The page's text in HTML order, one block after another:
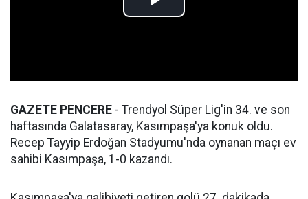
GAZETE PENCERE - Trendyol Süper Lig'in 34. ve son
haftasında Galatasaray, Kasımpaşa'ya konuk oldu.
Recep Tayyip Erdoğan Stadyumu'nda oynanan maçı ev
sahibi Kasımpaşa, 1-0 kazandı.